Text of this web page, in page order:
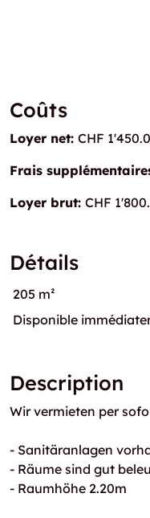
Coûts
Loyer net: CHF
Frais
Loyer brut: CHF
Détails
205 m²
Disponible
Description
Wir vermieten per
- Sanitäranlagen
- Räume sind gut
- Raumhöhe 2.20m